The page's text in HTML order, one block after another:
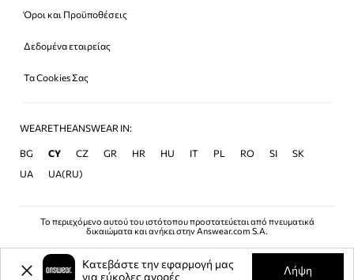
Όροι και Προϋποθέσεις
Δεδομένα εταιρείας
Τα Cookies Σας
WEARETHEANSWEAR IN:
BG CY CZ GR HR HU IT PL RO SI
SK
UA
UA(RU)
Το περιεχόμενο αυτού του ιστότοπου προστατεύεται από πνευματικά
δικαιώματα και ανήκει στην Answear.com S.A.
Κατεβάστε την εφαρμογή μας
για εύκολες αγορές
Λήψη